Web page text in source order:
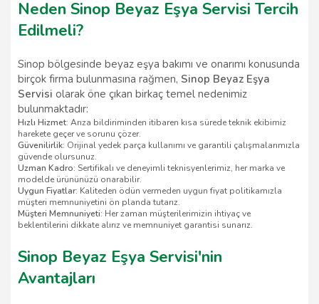
Neden Sinop Beyaz Eşya Servisi Tercih
Edilmeli?
Sinop bölgesinde beyaz eşya bakımı ve onarımı konusunda
birçok firma bulunmasına rağmen, Sinop Beyaz Eşya
Servisi olarak öne çıkan birkaç temel nedenimiz
bulunmaktadır:
Hızlı Hizmet: Arıza bildiriminden itibaren kısa sürede teknik ekibimiz
harekete geçer ve sorunu çözer.
Güvenilirlik: Orijinal yedek parça kullanımı ve garantili çalışmalarımızla
güvende olursunuz.
Uzman Kadro: Sertifikalı ve deneyimli teknisyenlerimiz, her marka ve
modelde ürününüzü onarabilir.
Uygun Fiyatlar: Kaliteden ödün vermeden uygun fiyat politikamızla
müşteri memnuniyetini ön planda tutarız.
Müşteri Memnuniyeti: Her zaman müşterilerimizin ihtiyaç ve
beklentilerini dikkate alırız ve memnuniyet garantisi sunarız.
Sinop Beyaz Eşya Servisi'nin
Avantajları